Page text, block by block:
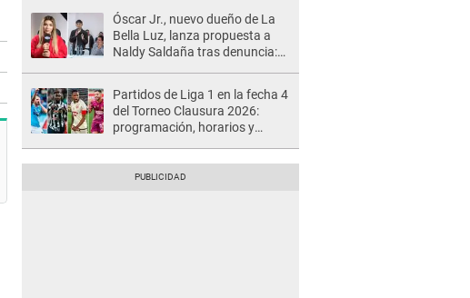
Óscar Jr., nuevo dueño de La
Bella Luz, lanza propuesta a
Naldy Saldaña tras denuncia:
Partidos de Liga 1 en la fecha 4
del Torneo Clausura 2026:
programación, horarios y